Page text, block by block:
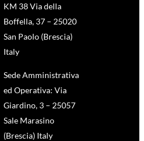
KM 38 Via della
Boffella, 37 – 25020
San Paolo (Brescia)
Italy
Sede Amministrativa
ed Operativa: Via
Giardino, 3 – 25057
Sale Marasino
(Brescia) Italy